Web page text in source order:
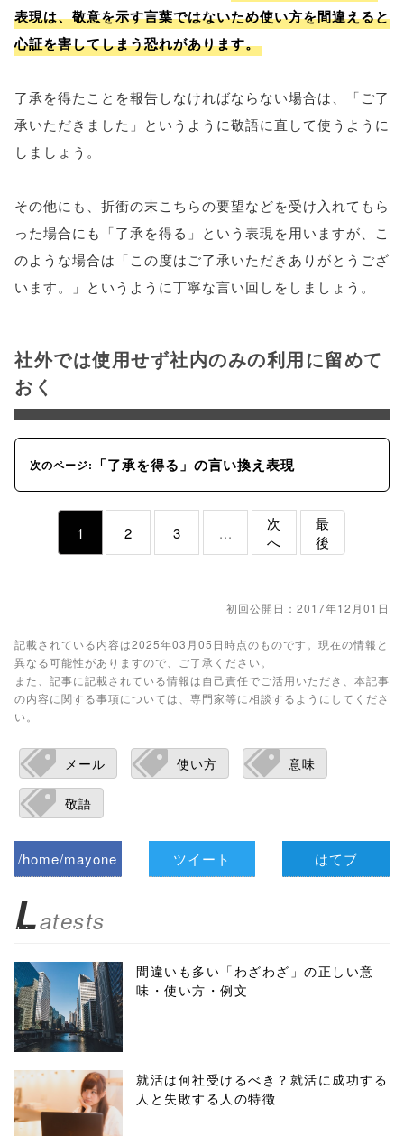
表現は、敬意を示す言葉ではないため使い方を間違えると
心証を害してしまう恐れがあります。
了承を得たことを報告しなければならない場合は、「ご了
承いただきました」というように敬語に直して使うように
しましょう。
その他にも、折衝の末こちらの要望などを受け入れてもら
った場合にも「了承を得る」という表現を用いますが、こ
のような場合は「この度はご了承いただきありがとうござ
います。」というように丁寧な言い回しをしましょう。
社外では使用せず社内のみの利用に留めて
おく
次のページ: 「了承を得る」の言い換え表現
1 2 3 ...
次
へ
最
後
初回公開日：2017年12月01日
記載されている内容は2025年03月05日時点のものです。現在の情報と
異なる可能性がありますので、ご了承ください。
また、記事に記載されている情報は自己責任でご活用いただき、本記事
の内容に関する事項については、専門家等に相談するようにしてくださ
い。
メール 使い方 意味
敬語
/home/mayone
biz.jp/public_ht
ml/wp-
content/themes
/tapbiz_theme/
parts/sns-
buttons.php on
ツイート はてブ
Latests
間違いも多い「わざわざ」の正しい意
味・使い方・例文
就活は何社受けるべき？就活に成功する
人と失敗する人の特徴